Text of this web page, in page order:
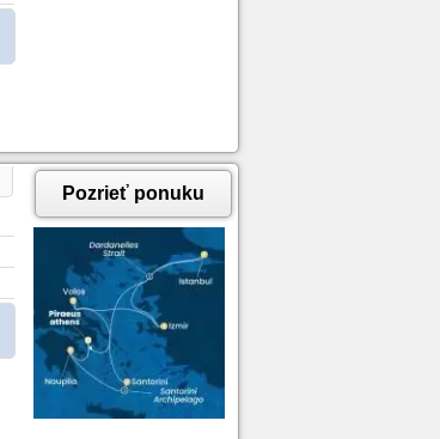
Pozrieť ponuku